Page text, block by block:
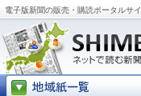
電子版新聞の販売・購読ポータルサ